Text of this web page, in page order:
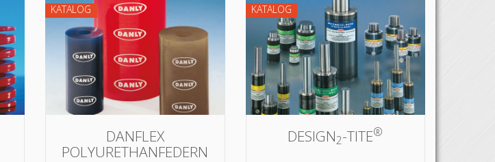
KATALOG
DANFLEX
POLYURETHANFEDERN
KATALOG
DESIGN2-TITE®